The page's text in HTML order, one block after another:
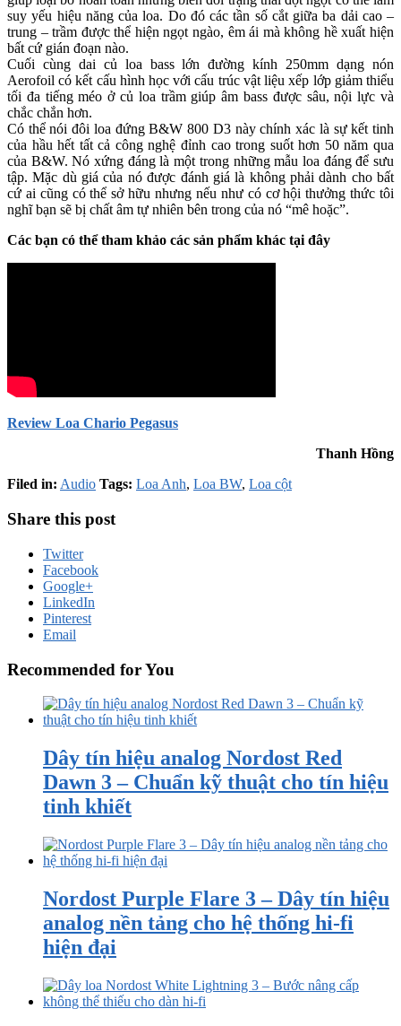
suy yếu hiệu năng của loa. Do đó các tần số cắt giữa ba dải cao –
trung – trầm được thể hiện ngọt ngào, êm ái mà không hề xuất hiện
bất cứ gián đoạn nào.
Cuối cùng dai củ loa bass lớn đường kính 250mm dạng nón
Aerofoil có kết cấu hình học với cấu trúc vật liệu xếp lớp giảm thiểu
tối đa tiếng méo ở củ loa trầm giúp âm bass được sâu, nội lực và
chắc chắn hơn.
Có thể nói đôi loa đứng B&W 800 D3 này chính xác là sự kết tinh
của hầu hết tất cả công nghệ đỉnh cao trong suốt hơn 50 năm qua
của B&W. Nó xứng đáng là một trong những mẫu loa đáng để sưu
tập. Mặc dù giá của nó được đánh giá là không phải dành cho bất
cứ ai cũng có thể sở hữu nhưng nếu như có cơ hội thưởng thức tôi
nghĩ bạn sẽ bị chất âm tự nhiên bên trong của nó “mê hoặc”.
Các bạn có thể tham khảo các sản phẩm khác tại đây
Review Loa Chario Pegasus
Thanh Hồng
Filed in: Audio Tags: Loa Anh, Loa BW, Loa cột
Share this post
Twitter
Facebook
Google+
LinkedIn
Pinterest
Email
Recommended for You
Dây tín hiệu analog Nordost Red
Dawn 3 – Chuẩn kỹ thuật cho tín hiệu
tinh khiết
Nordost Purple Flare 3 – Dây tín hiệu
analog nền tảng cho hệ thống hi-fi
hiện đại